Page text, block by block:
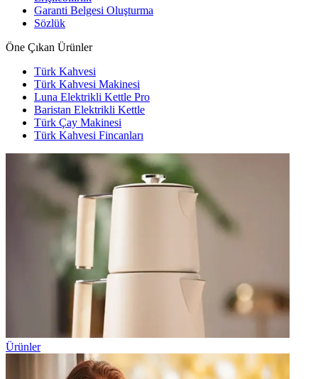
Garanti Belgesi Oluşturma
Sözlük
Öne Çıkan Ürünler
Türk Kahvesi
Türk Kahvesi Makinesi
Luna Elektrikli Kettle Pro
Baristan Elektrikli Kettle
Türk Çay Makinesi
Türk Kahvesi Fincanları
Ürünler